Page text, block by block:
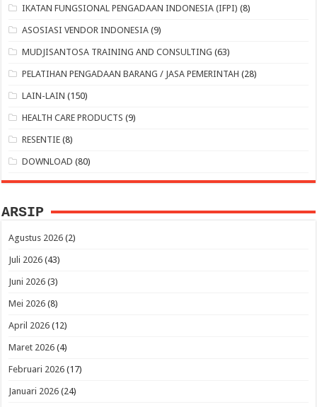
IKATAN FUNGSIONAL PENGADAAN INDONESIA (IFPI) (8)
ASOSIASI VENDOR INDONESIA (9)
MUDJISANTOSA TRAINING AND CONSULTING (63)
PELATIHAN PENGADAAN BARANG / JASA PEMERINTAH (28)
LAIN-LAIN (150)
HEALTH CARE PRODUCTS (9)
RESENTIE (8)
DOWNLOAD (80)
ARSIP
Agustus 2026 (2)
Juli 2026 (43)
Juni 2026 (3)
Mei 2026 (8)
April 2026 (12)
Maret 2026 (4)
Februari 2026 (17)
Januari 2026 (24)